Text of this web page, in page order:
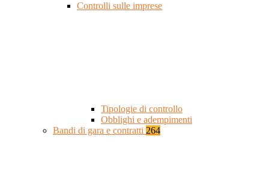
Controlli sulle imprese
Tipologie di controllo
Obblighi e adempimenti
Bandi di gara e contratti 264